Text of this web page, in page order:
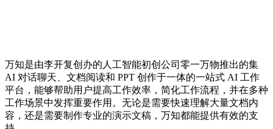
万知是由李开复创办的人工智能初创公司零一万物推出的集
AI 对话聊天、文档阅读和 PPT 创作于一体的一站式 AI 工作
平台，能够帮助用户提高工作效率，简化工作流程，并在多种
工作场景中发挥重要作用。无论是需要快速理解大量文档内
容，还是需要制作专业的演示文稿，万知都能提供有效的支